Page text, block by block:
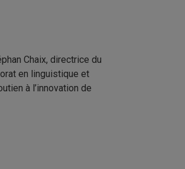
Chaix, directrice du
en linguistique et
à l’innovation de